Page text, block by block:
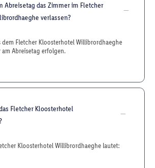
Abreisetag das Zimmer im Fletcher
verlassen?
dem Fletcher Kloosterhotel Willibrordhaeghe
Abreisetag erfolgen.
Fletcher Kloosterhotel
Kloosterhotel Willibrordhaeghe lautet: